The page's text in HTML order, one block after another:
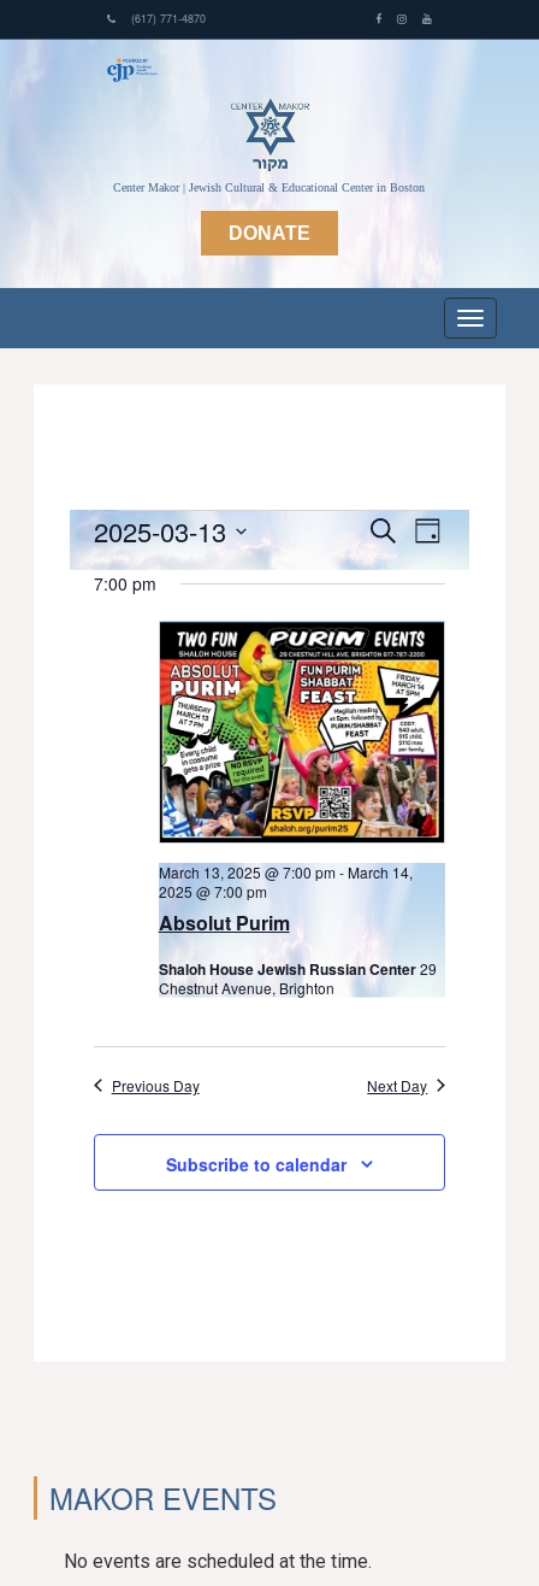
(617) 771-4870
Center Makor | Jewish Cultural & Educational Center in Boston
DONATE
Events
for
March
2025
Events
Search
and
Views
Navigation
SearchEvent
Views
Day
2025-03-13
Select
date.
7:00 pm
Absolut Purim
March 13, 2025 @ 7:00 pm-March 14,
2025 @ 7:00 pm
Shaloh House Jewish Russian Center29
Chestnut Avenue, Brighton
Previous Day Next Day
Subscribe to calendar
MAKOR EVENTS
No events are scheduled at the time.